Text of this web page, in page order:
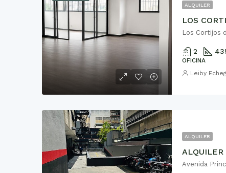
ALQUILER
LOS
Los Cortijos
2
OFICINA
Leiby
ALQUILER
ALQUILER
Avenida